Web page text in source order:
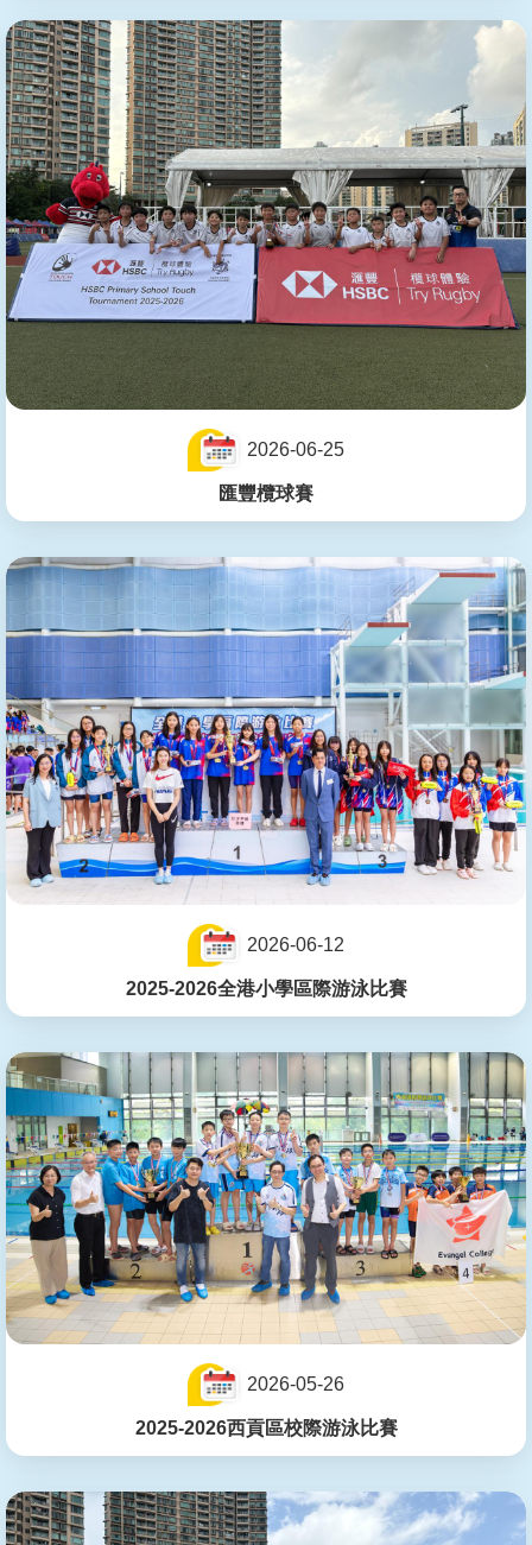
2026-06-25
匯豐欖球賽
2026-06-12
2025-2026全港小學區際游泳比賽
2026-05-26
2025-2026西貢區校際游泳比賽